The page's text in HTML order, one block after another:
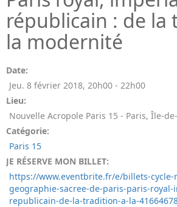
républicain : de la
la modernité
Date:
Jeu. 8 février 2018, 20h00 - 22h00
Lieu:
Nouvelle Acropole Paris 15 - Paris, Île-
Catégorie:
Paris 15
JE RÉSERVE MON BILLET:
https://www.eventbrite.fr/e/billets-cycle-
geographie-sacree-de-paris-paris-royal-
republicain-de-la-tradition-a-la-